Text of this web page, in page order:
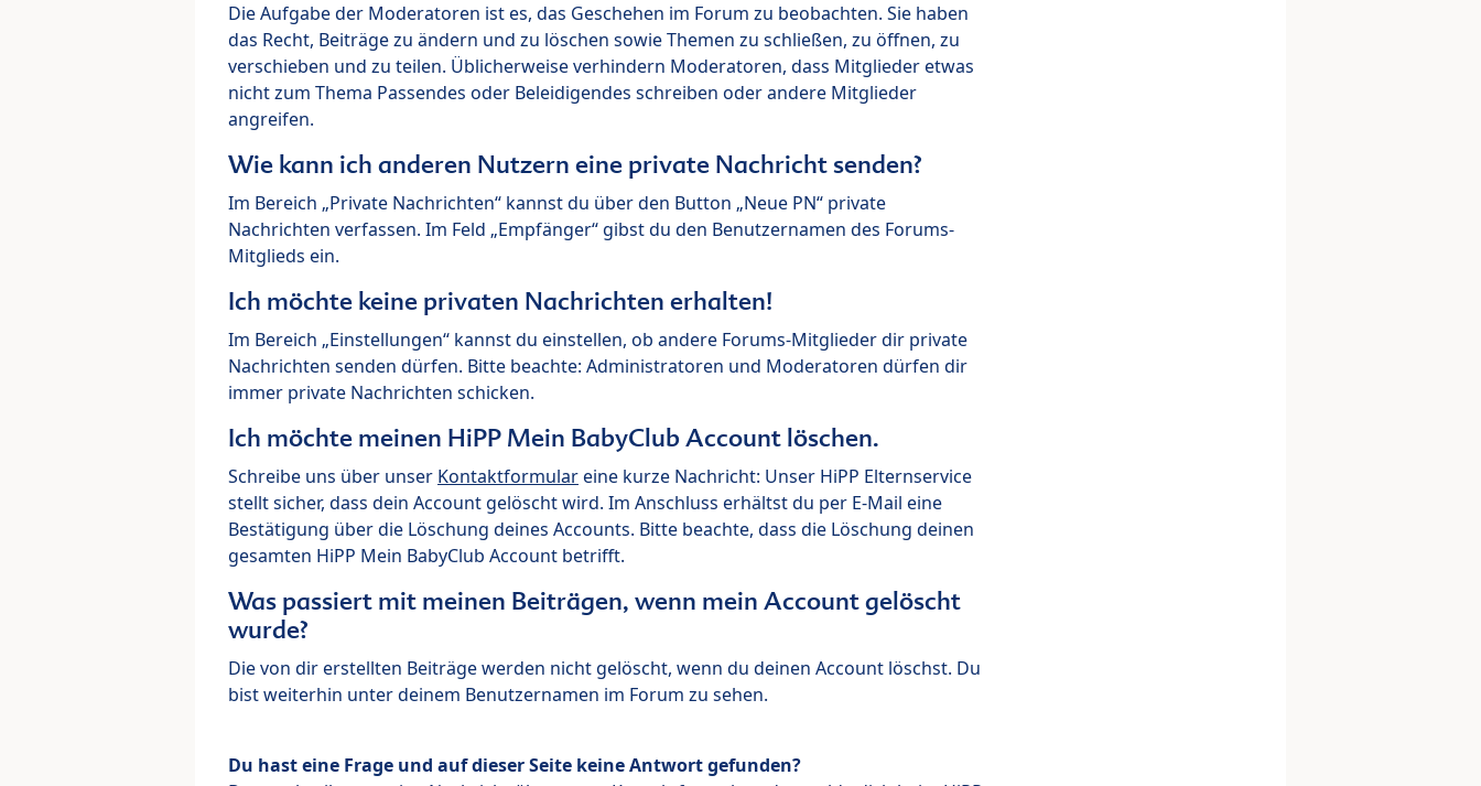
Die Aufgabe der Moderatoren ist es, das Geschehen im Forum zu beobachten. Sie haben
das Recht, Beiträge zu ändern und zu löschen sowie Themen zu schließen, zu öffnen, zu
verschieben und zu teilen. Üblicherweise verhindern Moderatoren, dass Mitglieder etwas
nicht zum Thema Passendes oder Beleidigendes schreiben oder andere Mitglieder
angreifen.
Wie kann ich anderen Nutzern eine private Nachricht senden?
Im Bereich „Private Nachrichten“ kannst du über den Button „Neue PN“ private
Nachrichten verfassen. Im Feld „Empfänger“ gibst du den Benutzernamen des Forums-
Mitglieds ein.
Ich möchte keine privaten Nachrichten erhalten!
Im Bereich „Einstellungen“ kannst du einstellen, ob andere Forums-Mitglieder dir private
Nachrichten senden dürfen. Bitte beachte: Administratoren und Moderatoren dürfen dir
immer private Nachrichten schicken.
Ich möchte meinen HiPP Mein BabyClub Account löschen.
Schreibe uns über unser Kontaktformulareine kurze Nachricht: Unser HiPP Elternservice
stellt sicher, dass dein Account gelöscht wird. Im Anschluss erhältst du per E-Mail eine
Bestätigung über die Löschung deines Accounts. Bitte beachte, dass die Löschung deinen
gesamten HiPP Mein BabyClub Account betrifft.
Was passiert mit meinen Beiträgen, wenn mein Account gelöscht
wurde?
Die von dir erstellten Beiträge werden nicht gelöscht, wenn du deinen Account löschst. Du
bist weiterhin unter deinem Benutzernamen im Forum zu sehen.
Du hast eine Frage und auf dieser Seite keine Antwort gefunden?